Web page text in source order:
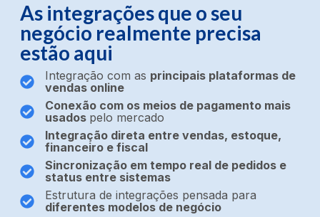
As integrações que o seu
negócio realmente precisa
estão aqui
Integração com as principais plataformas de
vendas online
Conexão com os meios de pagamento mais
usados pelo mercado
Integração direta entre vendas, estoque,
financeiro e fiscal
Sincronização em tempo real de pedidos e
status entre sistemas
Estrutura de integrações pensada para
diferentes modelos de negócio